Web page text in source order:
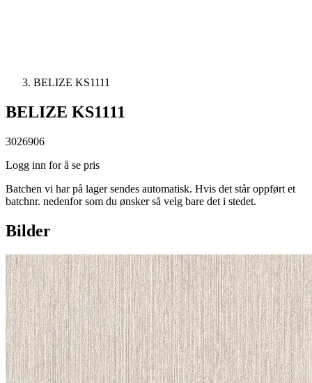
BELIZE KS1111
BELIZE KS1111
3026906
Logg inn for å se pris
Batchen vi har på lager sendes automatisk. Hvis det står oppført et
batchnr. nedenfor som du ønsker så velg bare det i stedet.
Bilder